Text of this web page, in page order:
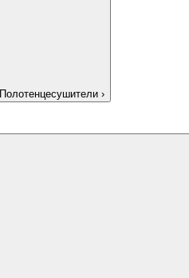
Полотенцесушители ›